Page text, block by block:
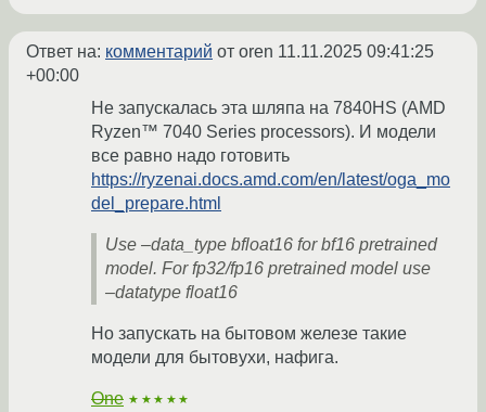
Ответ на: комментарий от oren 11.11.2025 09:41:25
+00:00
Не запускалась эта шляпа на 7840HS (AMD
Ryzen™ 7040 Series processors). И модели
все равно надо готовить
https://ryzenai.docs.amd.com/en/latest/oga_mo
del_prepare.html
Use –data_type bfloat16 for bf16 pretrained
model. For fp32/fp16 pretrained model use
–datatype float16
Но запускать на бытовом железе такие
модели для бытовухи, нафига.
One ★★★★★